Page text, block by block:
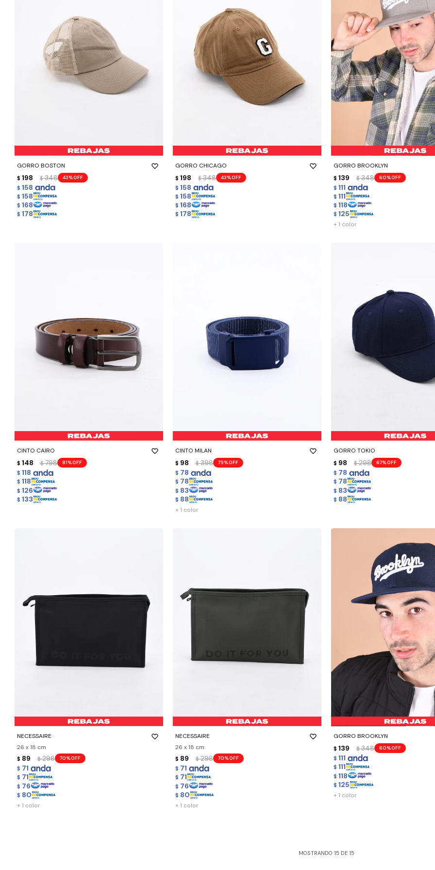
GORRO BOSTON
$ 198 $ 348 43
$ 158
$ 158
$ 168
$ 178
- +
GORRO CHICAGO
$ 198 $ 348 43
$ 158
$ 158
$ 168
$ 178
- +
GORRO BROOKLYN
$ 139 $ 348 60
$ 111
$ 111
$ 118
$ 125
- +
+ 1 color
CINTO CAIRO
$ 148 $ 798 81
$ 118
$ 118
$ 126
$ 133
- +
CINTO MILAN
$ 98 $ 398 75
$ 78
$ 78
$ 83
$ 88
- +
+ 1 color
GORRO TOKIO
$ 98 $ 298 67
$ 78
$ 78
$ 83
$ 88
- +
NECESSAIRE
26 x 18 cm
$ 89 $ 298 70
$ 71
$ 71
$ 76
$ 80
- +
+ 1 color
NECESSAIRE
26 x 18 cm
$ 89 $ 298 70
$ 71
$ 71
$ 76
$ 80
- +
+ 1 color
GORRO BROOKLYN
$ 139 $ 348 60
$ 111
$ 111
$ 118
$ 125
- +
+ 1 color
MOSTRANDO 15 DE 15